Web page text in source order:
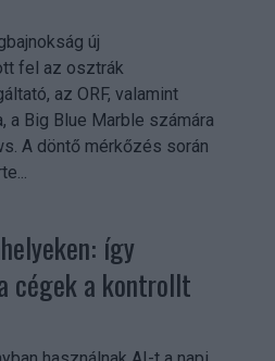
új
fel az osztrák
az ORF, valamint
a Big Blue Marble számára
A döntő mérkőzés során
így
cégek a kontrollt